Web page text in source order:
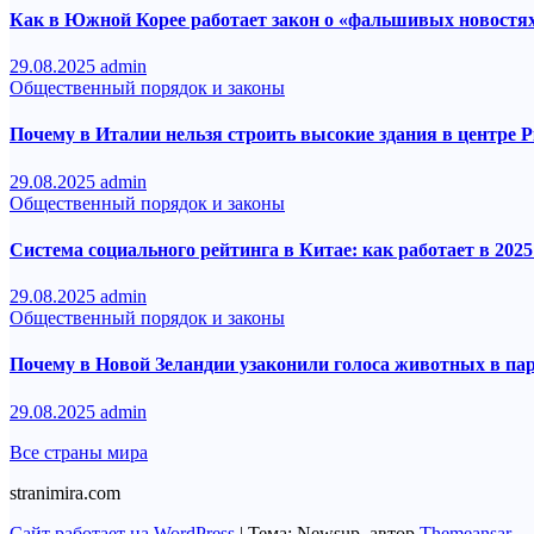
Как в Южной Корее работает закон о «фальшивых
29.08.2025 admin
Общественный порядок и законы
Почему в Италии нельзя строить высокие здания в центре
29.08.2025 admin
Общественный порядок и законы
Система социального рейтинга в Китае: как работает в 2025
29.08.2025 admin
Общественный порядок и законы
Почему в Новой Зеландии узаконили голоса животных в
29.08.2025 admin
Все страны мира
stranimira.com